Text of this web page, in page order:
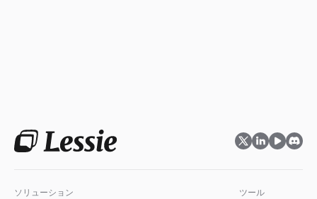
ソリューション ツール